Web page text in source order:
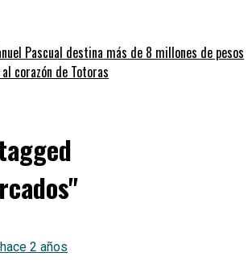
Pascual destina más de 8 millones de pesos
corazón de Totoras
hace 2 años